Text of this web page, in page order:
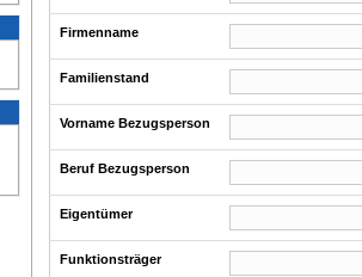
Firmenname
Familienstand
Vorname Bezugsperson
Beruf Bezugsperson
Eigentümer
Funktionsträger